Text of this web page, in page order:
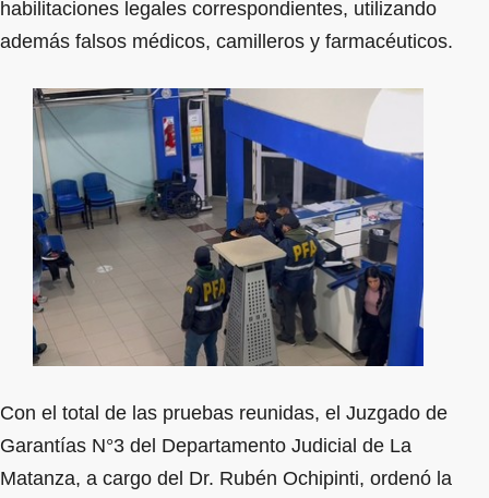
habilitaciones legales correspondientes, utilizando
además falsos médicos, camilleros y farmacéuticos.
Con el total de las pruebas reunidas, el Juzgado de
Garantías N°3 del Departamento Judicial de La
Matanza, a cargo del Dr. Rubén Ochipinti, ordenó la